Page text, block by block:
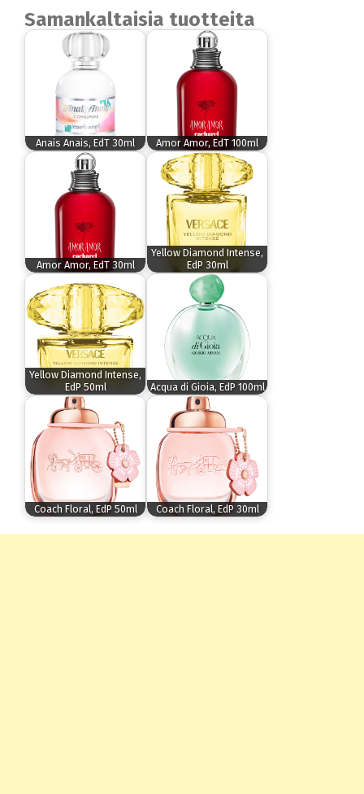
Samankaltaisia tuotteita
Anais Anais, EdT 30ml Amor Amor, EdT 100ml
Amor Amor, EdT 30ml
Yellow Diamond Intense,
EdP 30ml
Yellow Diamond Intense,
EdP 50ml
Acqua di Gioia, EdP 100ml
Coach Floral, EdP 50ml Coach Floral, EdP 30ml